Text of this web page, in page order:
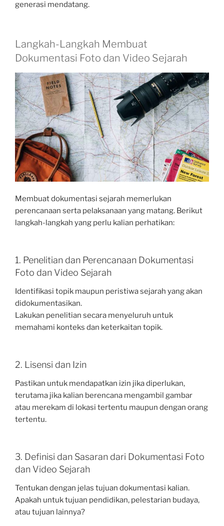
generasi mendatang.
Langkah-Langkah Membuat
Dokumentasi Foto dan Video Sejarah
Membuat dokumentasi sejarah memerlukan
perencanaan serta pelaksanaan yang matang. Berikut
langkah-langkah yang perlu kalian perhatikan:
1. Penelitian dan Perencanaan Dokumentasi
Foto dan Video Sejarah
Identifikasi topik maupun peristiwa sejarah yang akan
didokumentasikan.
Lakukan penelitian secara menyeluruh untuk
memahami konteks dan keterkaitan topik.
2. Lisensi dan Izin
Pastikan untuk mendapatkan izin jika diperlukan,
terutama jika kalian berencana mengambil gambar
atau merekam di lokasi tertentu maupun dengan orang
tertentu.
3. Definisi dan Sasaran dari Dokumentasi Foto
dan Video Sejarah
Tentukan dengan jelas tujuan dokumentasi kalian.
Apakah untuk tujuan pendidikan, pelestarian budaya,
atau tujuan lainnya?